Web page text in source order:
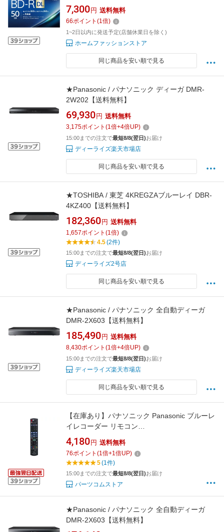
倍速ダビング対応 ケース付 送料無料
7,300 円 送料無料
66ポイント (1倍)
1~2日以内に発送予定(店舗休業日を除く)
ホームファッションストア
同じ商品を安い順で見る
★Panasonic / パナソニック ディーガ DMR-
2W202【送料無料】
69,930 円 送料無料
3,175ポイント (1倍+4倍UP)
15:00までの注文で最短8/8(翌日)お届け
ディーライズ楽天市場店
同じ商品を安い順で見る
★TOSHIBA / 東芝 4KREGZAブルーレイ DBR-
4KZ400【送料無料】
182,360 円 送料無料
1,657ポイント (1倍)
4.5(2件)
15:00までの注文で最短8/8(翌日)お届け
ディーライズ2号店
同じ商品を安い順で見る
★Panasonic / パナソニック 全自動ディーガ
DMR-2X603【送料無料】
185,490 円 送料無料
8,430ポイント (1倍+4倍UP)
15:00までの注文で最短8/8(翌日)お届け
ディーライズ楽天市場店
同じ商品を安い順で見る
【在庫あり】パナソニック Panasonic ブルーレ
イレコーダー リモコン
N2QAYB001292（N2QAYB001273）★
4,180 円 送料無料
76ポイント (1倍+1倍UP)
5(1件)
15:00までの注文で最短8/8(翌日)お届け
パーツコムストア
★Panasonic / パナソニック 全自動ディーガ
DMR-2X603【送料無料】